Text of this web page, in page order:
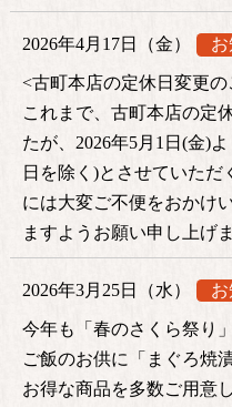
2026年4月17日（金）
<古町本店の定休日変更の
これまで、古町本店の定
たが、2026年5月1日(金)
日を除く)とさせていた
には大変ご不便をおかけ
ますようお願い申し上げま
2026年3月25日（水）
今年も「春のさくら祭り
ご飯のお供に「まぐろ焼
お得な商品を多数ご用意